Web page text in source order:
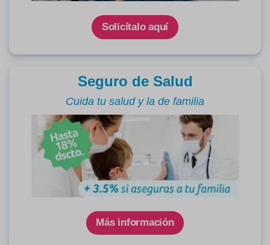
Solicítalo aquí
Seguro de Salud
Cuida tu salud y la de familia
Más información